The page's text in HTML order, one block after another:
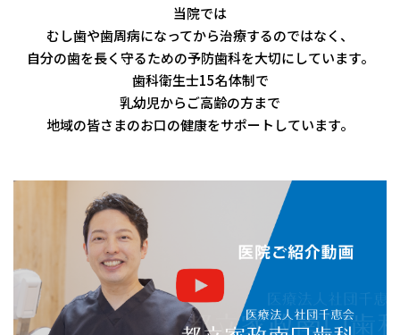
当院では
むし歯や歯周病になってから治療するのではなく、
自分の歯を長く守るための予防歯科を大切にしています。
歯科衛生士15名体制で
乳幼児からご高齢の方まで
地域の皆さまのお口の健康をサポートしています。